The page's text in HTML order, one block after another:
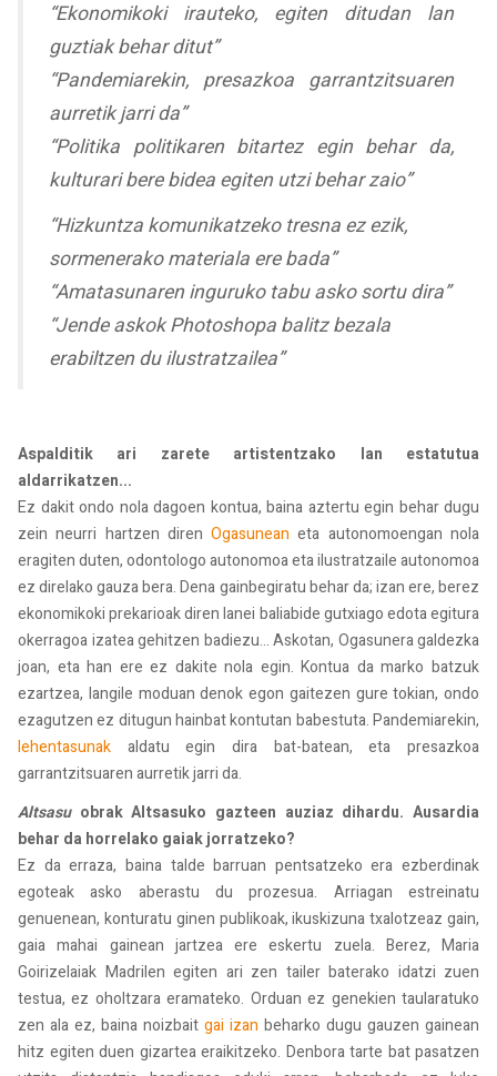
“Ekonomikoki irauteko, egiten ditudan lan
guztiak behar ditut”
“Pandemiarekin, presazkoa garrantzitsuaren
aurretik jarri da”
“Politika politikaren bitartez egin behar da,
kulturari bere bidea egiten utzi behar zaio”
“Hizkuntza komunikatzeko tresna ez ezik,
sormenerako materiala ere bada”
“Amatasunaren inguruko tabu asko sortu dira”
“Jende askok Photoshopa balitz bezala
erabiltzen du ilustratzailea”
Aspalditik ari zarete artistentzako lan estatutua
aldarrikatzen...
Ez dakit ondo nola dagoen kontua, baina aztertu egin behar dugu
zein neurri hartzen direnOgasunean eta autonomoengan nola
eragiten duten, odontologo autonomoa eta ilustratzaile autonomoa
ez direlako gauza bera. Dena gainbegiratu behar da; izan ere, berez
ekonomikoki prekarioak diren lanei baliabide gutxiago edota egitura
okerragoa izatea gehitzen badiezu... Askotan, Ogasunera galdezka
joan, eta han ere ez dakite nola egin. Kontua da marko batzuk
ezartzea, langile moduan denok egon gaitezen gure tokian, ondo
ezagutzen ez ditugun hainbat kontutan babestuta. Pandemiarekin,
lehentasunak aldatu egin dira bat-batean, eta presazkoa
garrantzitsuaren aurretik jarri da.
Altsasuobrak Altsasuko gazteen auziaz dihardu. Ausardia
behar da horrelako gaiak jorratzeko?
Ez da erraza, baina talde barruan pentsatzeko era ezberdinak
egoteak asko aberastu du prozesua. Arriagan estreinatu
genuenean, konturatu ginen publikoak, ikuskizuna txalotzeaz gain,
gaia mahai gainean jartzea ere eskertu zuela. Berez, Maria
Goirizelaiak Madrilen egiten ari zen tailer baterako idatzi zuen
testua, ez oholtzara eramateko. Orduan ez genekien taularatuko
zen ala ez, baina noizbait gai izan beharko dugu gauzen gainean
hitz egiten duen gizartea eraikitzeko. Denbora tarte bat pasatzen